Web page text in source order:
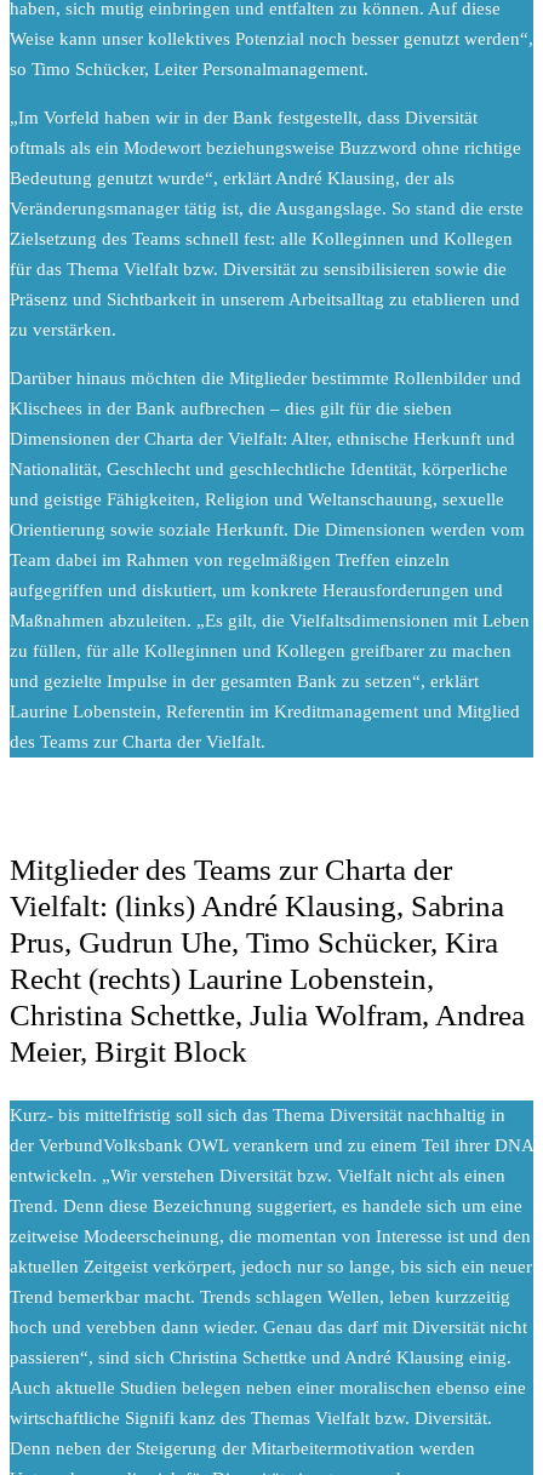
haben, sich mutig einbringen und entfalten zu können. Auf diese
Weise kann unser kollektives Potenzial noch besser genutzt werden“,
so Timo Schücker, Leiter Personalmanagement.
„Im Vorfeld haben wir in der Bank festgestellt, dass Diversität
oftmals als ein Modewort beziehungsweise Buzzword ohne richtige
Bedeutung genutzt wurde“, erklärt André Klausing, der als
Veränderungsmanager tätig ist, die Ausgangslage. So stand die erste
Zielsetzung des Teams schnell fest: alle Kolleginnen und Kollegen
für das Thema Vielfalt bzw. Diversität zu sensibilisieren sowie die
Präsenz und Sichtbarkeit in unserem Arbeitsalltag zu etablieren und
zu verstärken.
Darüber hinaus möchten die Mitglieder bestimmte Rollenbilder und
Klischees in der Bank aufbrechen – dies gilt für die sieben
Dimensionen der Charta der Vielfalt: Alter, ethnische Herkunft und
Nationalität, Geschlecht und geschlechtliche Identität, körperliche
und geistige Fähigkeiten, Religion und Weltanschauung, sexuelle
Orientierung sowie soziale Herkunft. Die Dimensionen werden vom
Team dabei im Rahmen von regelmäßigen Treffen einzeln
aufgegriffen und diskutiert, um konkrete Herausforderungen und
Maßnahmen abzuleiten. „Es gilt, die Vielfaltsdimensionen mit Leben
zu füllen, für alle Kolleginnen und Kollegen greifbarer zu machen
und gezielte Impulse in der gesamten Bank zu setzen“, erklärt
Laurine Lobenstein, Referentin im Kreditmanagement und Mitglied
des Teams zur Charta der Vielfalt.
Mitglieder des Teams zur Charta der
Vielfalt: (links) André Klausing, Sabrina
Prus, Gudrun Uhe, Timo Schücker, Kira
Recht (rechts) Laurine Lobenstein,
Christina Schettke, Julia Wolfram, Andrea
Meier, Birgit Block
Kurz- bis mittelfristig soll sich das Thema Diversität nachhaltig in
der VerbundVolksbank OWL verankern und zu einem Teil ihrer DNA
entwickeln. „Wir verstehen Diversität bzw. Vielfalt nicht als einen
Trend. Denn diese Bezeichnung suggeriert, es handele sich um eine
zeitweise Modeerscheinung, die momentan von Interesse ist und den
aktuellen Zeitgeist verkörpert, jedoch nur so lange, bis sich ein neuer
Trend bemerkbar macht. Trends schlagen Wellen, leben kurzzeitig
hoch und verebben dann wieder. Genau das darf mit Diversität nicht
passieren“, sind sich Christina Schettke und André Klausing einig.
Auch aktuelle Studien belegen neben einer moralischen ebenso eine
wirtschaftliche Signifi kanz des Themas Vielfalt bzw. Diversität.
Denn neben der Steigerung der Mitarbeitermotivation werden